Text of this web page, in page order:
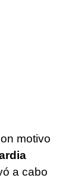
motivo
a cabo